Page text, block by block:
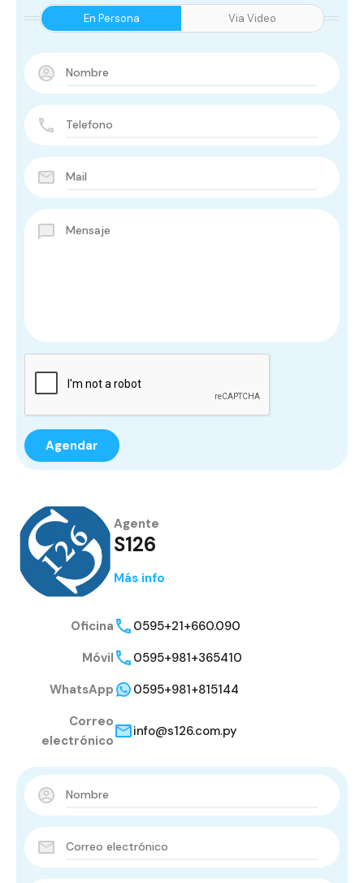
En Persona Via Video
Agente
S126
Más info
Oficina
0595+21+660.090
Móvil
0595+981+365410
WhatsApp
0595+981+815144
Correo
electrónico
info@s126.com.py